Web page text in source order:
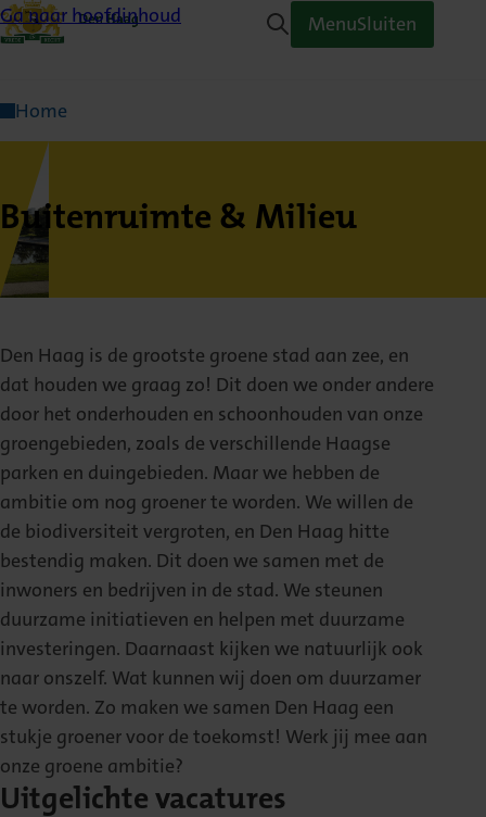
Ga naar hoofdinhoud MenuSluiten
Home
Buitenruimte & Milieu
Den Haag is de grootste groene stad aan zee, en
dat houden we graag zo! Dit doen we onder andere
door het onderhouden en schoonhouden van onze
groengebieden, zoals de verschillende Haagse
parken en duingebieden. Maar we hebben de
ambitie om nog groener te worden. We willen de
de biodiversiteit vergroten, en Den Haag hitte
bestendig maken. Dit doen we samen met de
inwoners en bedrijven in de stad. We steunen
duurzame initiatieven en helpen met duurzame
investeringen. Daarnaast kijken we natuurlijk ook
naar onszelf. Wat kunnen wij doen om duurzamer
te worden. Zo maken we samen Den Haag een
stukje groener voor de toekomst! Werk jij mee aan
onze groene ambitie?
Uitgelichte vacatures